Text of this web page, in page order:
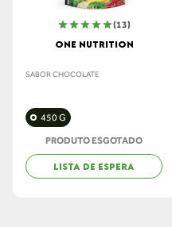
(13)
ONE NUTRITION
SABOR CHOCOLATE
450 G
PRODUTO ESGOTADO
LISTA DE ESPERA